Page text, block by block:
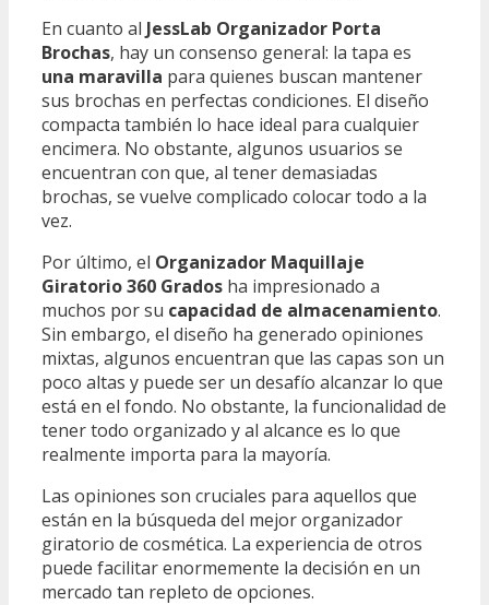
En cuanto al JessLab Organizador Porta
Brochas, hay un consenso general: la tapa es
una maravilla para quienes buscan mantener
sus brochas en perfectas condiciones. El diseño
compacta también lo hace ideal para cualquier
encimera. No obstante, algunos usuarios se
encuentran con que, al tener demasiadas
brochas, se vuelve complicado colocar todo a la
vez.
Por último, el Organizador Maquillaje
Giratorio 360 Grados ha impresionado a
muchos por su capacidad de almacenamiento.
Sin embargo, el diseño ha generado opiniones
mixtas, algunos encuentran que las capas son un
poco altas y puede ser un desafío alcanzar lo que
está en el fondo. No obstante, la funcionalidad de
tener todo organizado y al alcance es lo que
realmente importa para la mayoría.
Las opiniones son cruciales para aquellos que
están en la búsqueda del mejor organizador
giratorio de cosmética. La experiencia de otros
puede facilitar enormemente la decisión en un
mercado tan repleto de opciones.